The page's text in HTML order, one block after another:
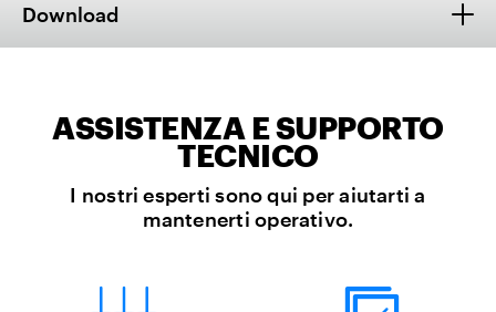
Download
ASSISTENZA E SUPPORTO
TECNICO
I nostri esperti sono qui per aiutarti a
mantenerti operativo.